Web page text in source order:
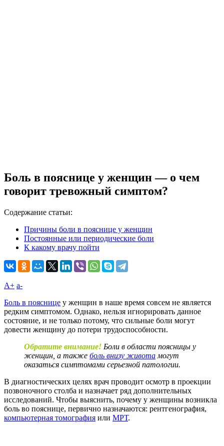
Боль в пояснице у женщин — о чем
говорит тревожный симптом?
Содержание статьи:
Причины боли в пояснице у женщин
Постоянные или периодические боли
К какому врачу пойти
A+ а-
Боль в пояснице у женщин в наше время совсем не является
редким симптомом. Однако, нельзя игнорировать данное
состояние, и не только потому, что сильные боли могут
довести женщину до потери трудоспособности.
Обратите внимание! Боли в области поясницы у
женщин, а также боль внизу живота могут
оказаться симптомами серьезной патологии.
В диагностических целях врач проводит осмотр в проекции
позвоночного столба и назначает ряд дополнительных
исследований. Чтобы выяснить, почему у женщины возникла
боль во пояснице, первично назначаются: рентгенография,
компьютерная томография или МРТ.